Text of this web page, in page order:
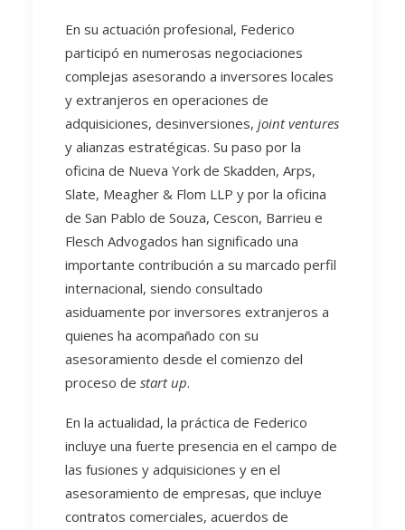
En su actuación profesional, Federico
participó en numerosas negociaciones
complejas asesorando a inversores locales
y extranjeros en operaciones de
adquisiciones, desinversiones, joint ventures
y alianzas estratégicas. Su paso por la
oficina de Nueva York de Skadden, Arps,
Slate, Meagher & Flom LLP y por la oficina
de San Pablo de Souza, Cescon, Barrieu e
Flesch Advogados han significado una
importante contribución a su marcado perfil
internacional, siendo consultado
asiduamente por inversores extranjeros a
quienes ha acompañado con su
asesoramiento desde el comienzo del
proceso de start up.
En la actualidad, la práctica de Federico
incluye una fuerte presencia en el campo de
las fusiones y adquisiciones y en el
asesoramiento de empresas, que incluye
contratos comerciales, acuerdos de